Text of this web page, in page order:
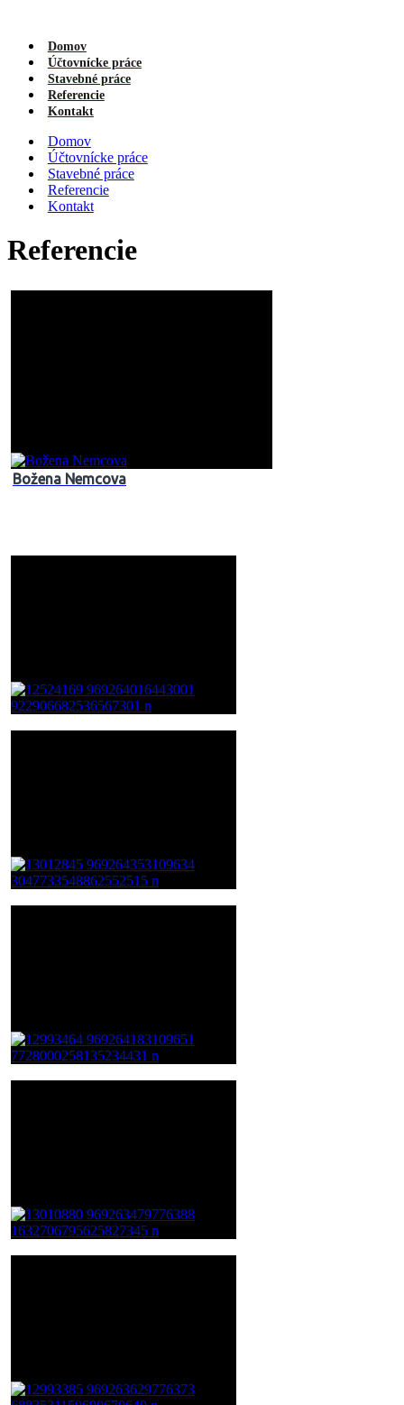
Domov
Účtovnícke práce
Stavebné práce
Referencie
Kontakt
Domov
Účtovnícke práce
Stavebné práce
Referencie
Kontakt
Referencie
Božena Nemcova